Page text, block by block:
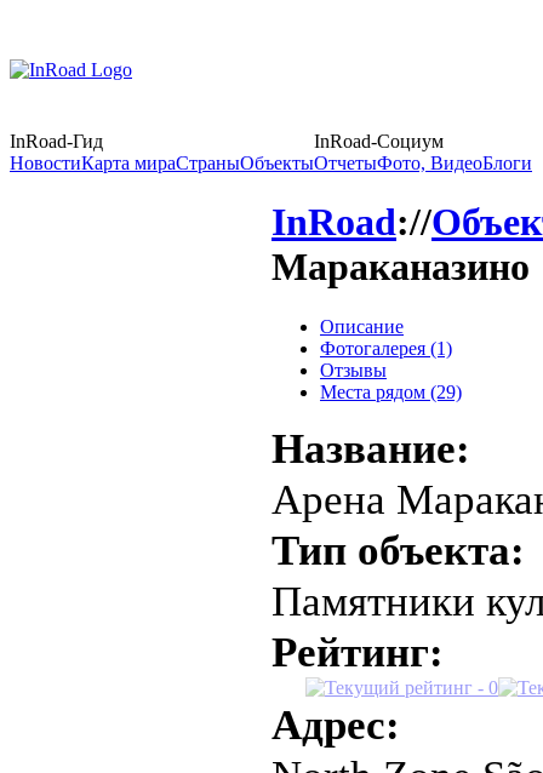
InRoad-Гид
InRoad-Социум
НовостиКарта мираСтраныОбъектыОтчетыФото, ВидеоБлоги
InRoad://
Мараканазино
Описание
Фотогалерея (1)
Отзывы
Места рядом (29)
Название:
Арена
Тип объекта:
Памятники
Рейтинг:
Адрес: